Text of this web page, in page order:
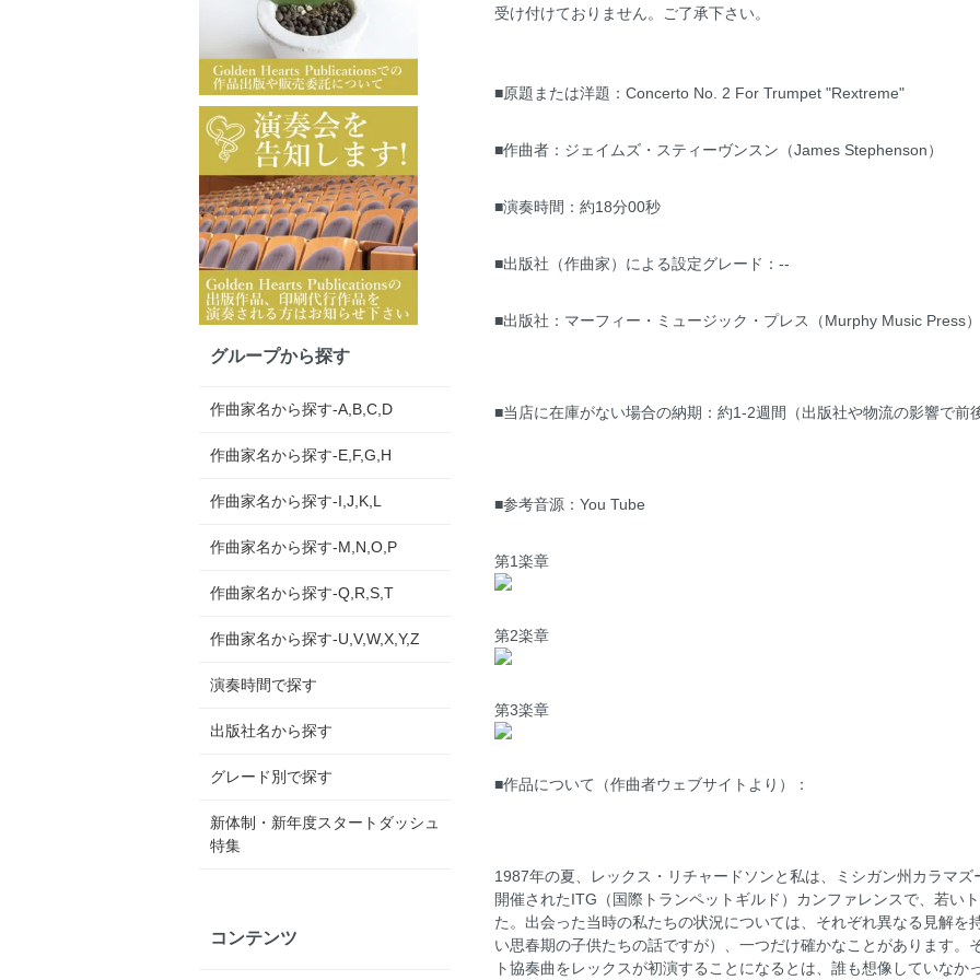
受け付けておりません。ご了承下さい。
■原題または洋題：Concerto No. 2 For Trumpet "Rextreme"
■作曲者：ジェイムズ・スティーヴンスン（James Stephenson）
■演奏時間：約18分00秒
■出版社（作曲家）による設定グレード：--
■出版社：マーフィー・ミュージック・プレス（Murphy Music Press）
■当店に在庫がない場合の納期：約1-2週間（出版社や物流の影響で前
■参考音源：You Tube
第1楽章
第2楽章
第3楽章
■作品について（作曲者ウェブサイトより）：
1987年の夏、レックス・リチャードソンと私は、ミシガン州カラマ
開催されたITG（国際トランペットギルド）カンファレンスで、若い
た。出会った当時の私たちの状況については、それぞれ異なる見解を
い思春期の子供たちの話ですが）、一つだけ確かなことがあります。
ト協奏曲をレックスが初演することになるとは、誰も想像していな
グループから探す
作曲家名から探す-A,B,C,D
作曲家名から探す-E,F,G,H
作曲家名から探す-I,J,K,L
作曲家名から探す-M,N,O,P
作曲家名から探す-Q,R,S,T
作曲家名から探す-U,V,W,X,Y,Z
演奏時間で探す
出版社名から探す
グレード別で探す
新体制・新年度スタートダッシュ
特集
コンテンツ